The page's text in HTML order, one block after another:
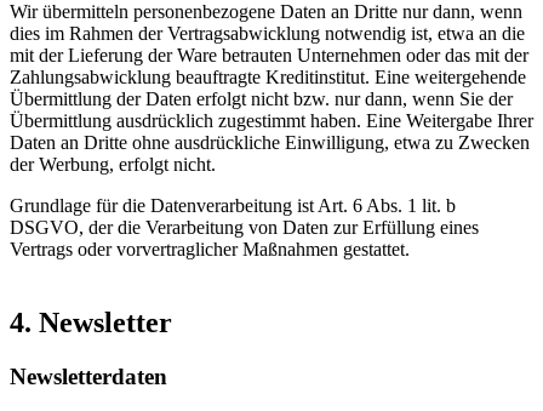
Wir übermitteln personenbezogene Daten an Dritte nur dann, wenn
dies im Rahmen der Vertragsabwicklung notwendig ist, etwa an die
mit der Lieferung der Ware betrauten Unternehmen oder das mit der
Zahlungsabwicklung beauftragte Kreditinstitut. Eine weitergehende
Übermittlung der Daten erfolgt nicht bzw. nur dann, wenn Sie der
Übermittlung ausdrücklich zugestimmt haben. Eine Weitergabe Ihrer
Daten an Dritte ohne ausdrückliche Einwilligung, etwa zu Zwecken
der Werbung, erfolgt nicht.
Grundlage für die Datenverarbeitung ist Art. 6 Abs. 1 lit. b
DSGVO, der die Verarbeitung von Daten zur Erfüllung eines
Vertrags oder vorvertraglicher Maßnahmen gestattet.
4. Newsletter
Newsletterdaten